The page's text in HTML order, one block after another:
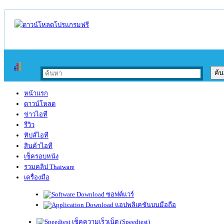
หน้าแรก
ดาวน์โหลด
ข่าวไอที
รีวิว
ทิปส์ไอที
สินค้าไอที
เช็ครอบหนัง
รวมคลิป Thaiware
เครื่องมือ
ซอฟต์แวร์
แอปพลิเคชันบนมือถือ
เช็คความเร็วเน็ต (Speedtest)